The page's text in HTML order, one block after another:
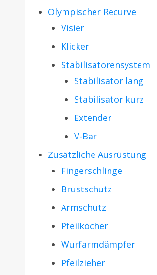
Olympischer Recurve
Visier
Klicker
Stabilisatorensystem
Stabilisator lang
Stabilisator kurz
Extender
V-Bar
Zusätzliche Ausrüstung
Fingerschlinge
Brustschutz
Armschutz
Pfeilköcher
Wurfarmdämpfer
Pfeilzieher